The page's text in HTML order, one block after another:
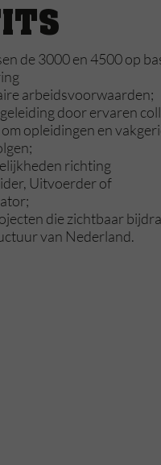
de 3000 en 4500 op
arbeidsvoorwaarden;
door ervaren
opleidingen en
richting
Uitvoerder of
die zichtbaar
van Nederland.